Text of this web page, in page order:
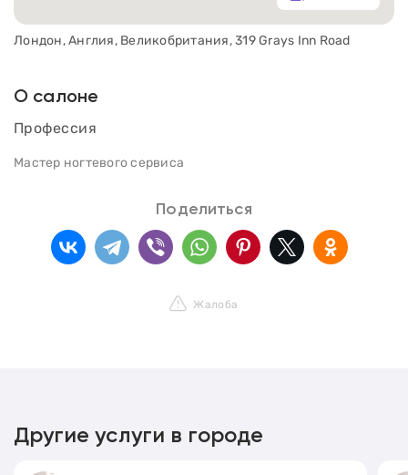
Лондон, Англия, Великобритания, 319 Grays Inn Road
О салоне
Профессия
Мастер ногтевого сервиса
Поделиться
Жалоба
Другие услуги в городе